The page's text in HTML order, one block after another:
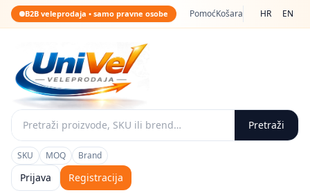
B2B veleprodaja • samo pravne osobe PomoćKošara HR EN
Pretraži
SKU MOQ Brand
Prijava Registracija